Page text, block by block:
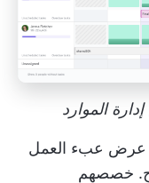
الموارد
عرض عبء العمل
خصصهم